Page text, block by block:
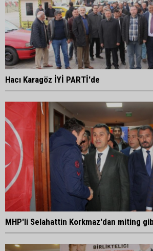
Hacı Karagöz İYİ PARTİ'de
MHP'li Selahattin Korkmaz'dan miting